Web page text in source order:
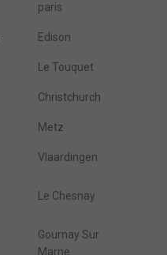
paris
Edison
Le Touquet
Christchurch
Metz
Vlaardingen
Le Chesnay
Gournay Sur
Marne